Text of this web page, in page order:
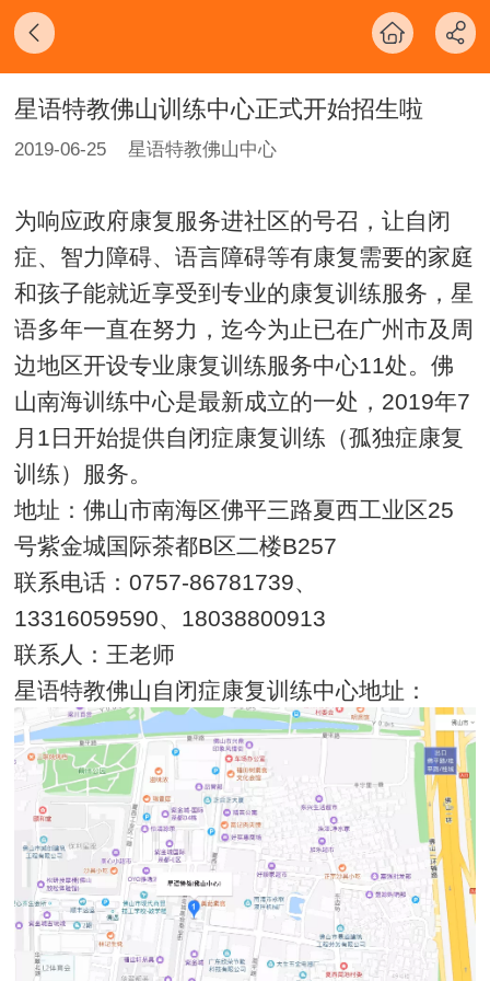
星语特教佛山训练中心正式开始招生啦
2019-06-25 星语特教佛山中心
为响应政府康复服务进社区的号召，让自闭
症、智力障碍、语言障碍等有康复需要的家庭
和孩子能就近享受到专业的康复训练服务，星
语多年一直在努力，迄今为止已在广州市及周
边地区开设专业康复训练服务中心11处。佛
山南海训练中心是最新成立的一处，2019年7
月1日开始提供自闭症康复训练（孤独症康复
训练）服务。
地址：佛山市南海区佛平三路夏西工业区25
号紫金城国际茶都B区二楼B257
联系电话：0757-86781739、
13316059590、18038800913
联系人：王老师
星语特教佛山自闭症康复训练中心地址：